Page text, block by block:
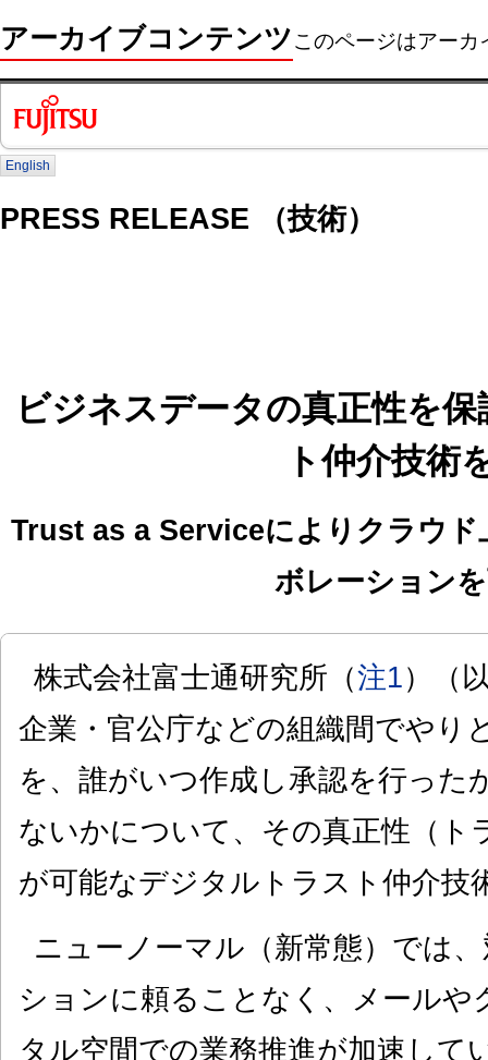
アーカイブコンテンツこのページはアー
English
PRESS RELEASE （技術）
ビジネスデータの真正性を
ト仲介技術
Trust as a Serviceによりクラウド
ボレーション
株式会社富士通研究所（注1）（
企業・官公庁などの組織間でやり
を、誰がいつ作成し承認を行った
ないかについて、その真正性（ト
が可能なデジタルトラスト仲介技
ニューノーマル（新常態）では
ションに頼ることなく、メール
タル空間での業務推進が加速して